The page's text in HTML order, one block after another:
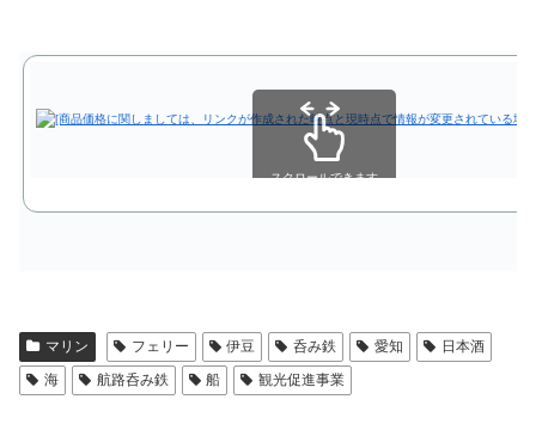
スクロールできます
マリン フェリー 伊豆 呑み鉄 愛知
日本酒
海
航路呑み鉄 船 観光促進事業